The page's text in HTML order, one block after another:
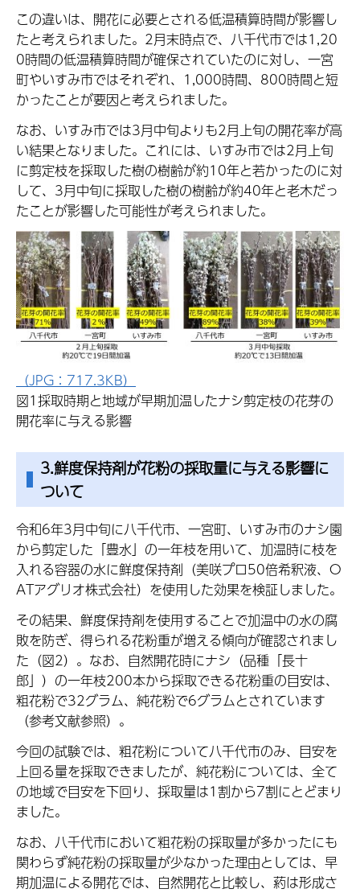
この違いは、開花に必要とされる低温積算時間が影響し
たと考えられました。2月末時点で、八千代市では1,20
0時間の低温積算時間が確保されていたのに対し、一宮
町やいすみ市ではそれぞれ、1,000時間、800時間と短
かったことが要因と考えられました。
なお、いすみ市では3月中旬よりも2月上旬の開花率が高
い結果となりました。これには、いすみ市では2月上旬
に剪定枝を採取した樹の樹齢が約10年と若かったのに対
して、3月中旬に採取した樹の樹齢が約40年と老木だっ
たことが影響した可能性が考えられました。
（JPG：717.3KB）
図1採取時期と地域が早期加温したナシ剪定枝の花芽の
開花率に与える影響
3.鮮度保持剤が花粉の採取量に与える影響に
ついて
令和6年3月中旬に八千代市、一宮町、いすみ市のナシ園
から剪定した「豊水」の一年枝を用いて、加温時に枝を
入れる容器の水に鮮度保持剤（美咲プロ50倍希釈液、O
ATアグリオ株式会社）を使用した効果を検証しました。
その結果、鮮度保持剤を使用することで加温中の水の腐
敗を防ぎ、得られる花粉重が増える傾向が確認されまし
た（図2）。なお、自然開花時にナシ（品種「長十
郎」）の一年枝200本から採取できる花粉重の目安は、
粗花粉で32グラム、純花粉で6グラムとされています
（参考文献参照）。
今回の試験では、粗花粉について八千代市のみ、目安を
上回る量を採取できましたが、純花粉については、全て
の地域で目安を下回り、採取量は1割から7割にとどまり
ました。
なお、八千代市において粗花粉の採取量が多かったにも
関わらず純花粉の採取量が少なかった理由としては、早
期加温による開花では、自然開花と比較し、葯は形成さ